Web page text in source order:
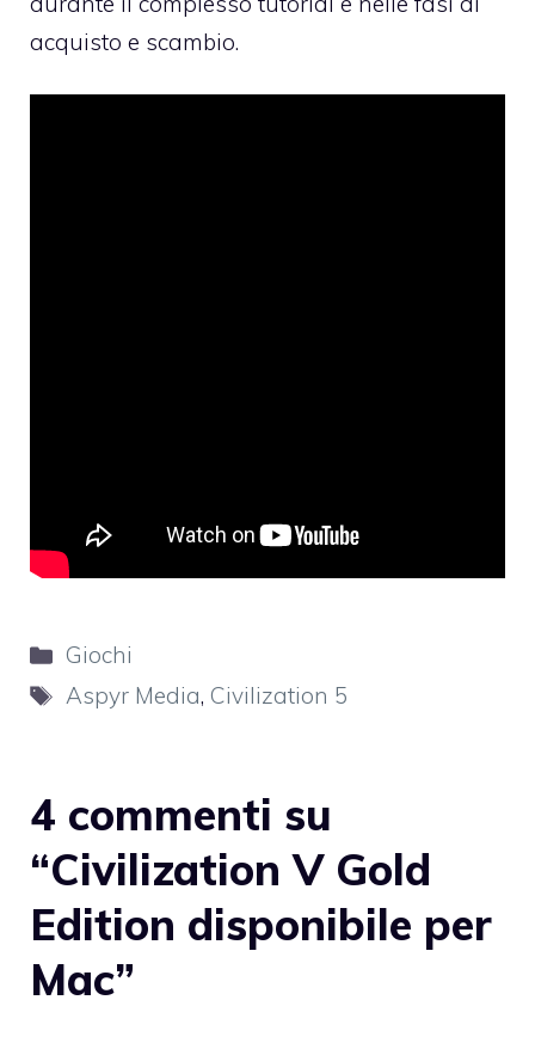
acquisto e scambio.
Categorie
Giochi
Tag
Aspyr Media, Civilization 5
4 commenti su
“Civilization V Gold
Edition disponibile per
Mac”